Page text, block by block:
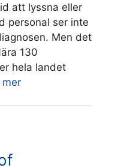
att lyssna eller
personal ser inte
Men det
130
hela landet
mer